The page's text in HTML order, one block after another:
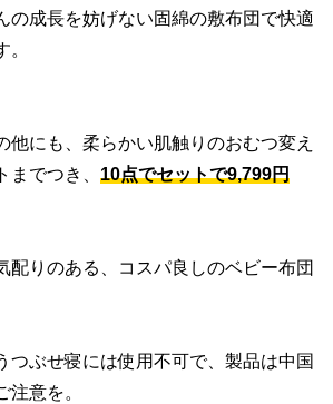
の成長を妨げない固綿の敷布団で快適
他にも、柔らかい肌触りのおむつ変え
までつき、 10点でセットで9,799円
配りのある、コスパ良しのベビー布団
つぶせ寝には使用不可で、製品は中国
注意を。